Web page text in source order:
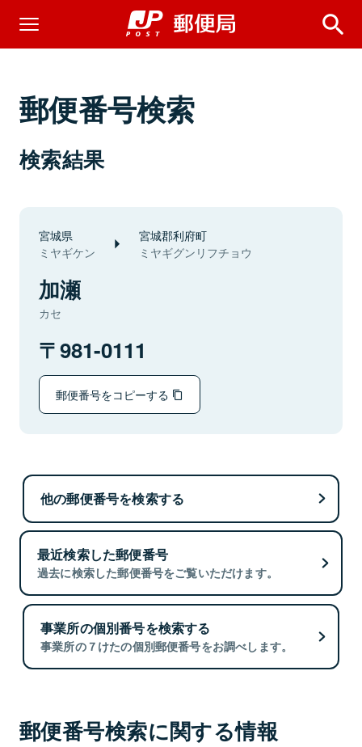
郵便番号検索
検索結果
宮城県
ミヤギケン
宮城郡利府町
ミヤギグンリフチョウ
加瀬
カセ
981-0111
郵便番号をコピーする
他の郵便番号を検索する
最近検索した郵便番号
過去に検索した郵便番号をご覧いただけます。
事業所の個別番号を検索する
事業所の７けたの個別郵便番号をお調べします。
郵便番号検索に関する情報